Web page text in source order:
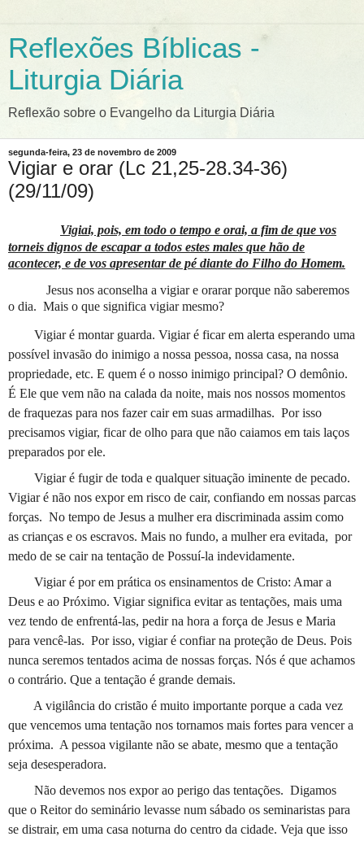
Reflexões Bíblicas -
Liturgia Diária
Reflexão sobre o Evangelho da Liturgia Diária
segunda-feira, 23 de novembro de 2009
Vigiar e orar (Lc 21,25-28.34-36)
(29/11/09)
Vigiai, pois, em todo o tempo e orai, a fim de que vos
torneis dignos de escapar a todos estes males que hão de
acontecer, e de vos apresentar de pé diante do Filho do Homem.
Jesus nos aconselha a vigiar e orarar porque não saberemos
o dia. Mais o que significa vigiar mesmo?
Vigiar é montar guarda. Vigiar é ficar em alerta esperando uma
possível invasão do inimigo a nossa pessoa, nossa casa, na nossa
propriedade, etc. E quem é o nosso inimigo principal? O demônio.
É Ele que vem não na calada da noite, mais nos nossos momentos
de fraquezas para nos fazer cair em suas armadilhas. Por isso
precisamos vigiar, ficar de olho para que não caiamos em tais laços
preparados por ele.
Vigiar é fugir de toda e qualquer situação iminente de pecado.
Vigiar é não nos expor em risco de cair, confiando em nossas parcas
forças. No tempo de Jesus a mulher era discriminada assim como
as crianças e os escravos. Mais no fundo, a mulher era evitada, por
medo de se cair na tentação de Possuí-la indevidamente.
Vigiar é por em prática os ensinamentos de Cristo: Amar a
Deus e ao Próximo. Vigiar significa evitar as tentações, mais uma
vez tendo de enfrentá-las, pedir na hora a força de Jesus e Maria
para vencê-las. Por isso, vigiar é confiar na proteção de Deus. Pois
nunca seremos tentados acima de nossas forças. Nós é que achamos
o contrário. Que a tentação é grande demais.
A vigilância do cristão é muito importante porque a cada vez
que vencemos uma tentação nos tornamos mais fortes para vencer a
próxima. A pessoa vigilante não se abate, mesmo que a tentação
seja desesperadora.
Não devemos nos expor ao perigo das tentações. Digamos
que o Reitor do seminário levasse num sábado os seminaristas para
se distrair, em uma casa noturna do centro da cidade. Veja que isso